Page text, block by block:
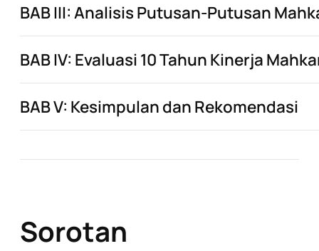
BAB III: Analisis Putusan-Putusan
BAB IV: Evaluasi 10 Tahun Kinerja
BAB V: Kesimpulan dan Rekomendasi
Sorotan